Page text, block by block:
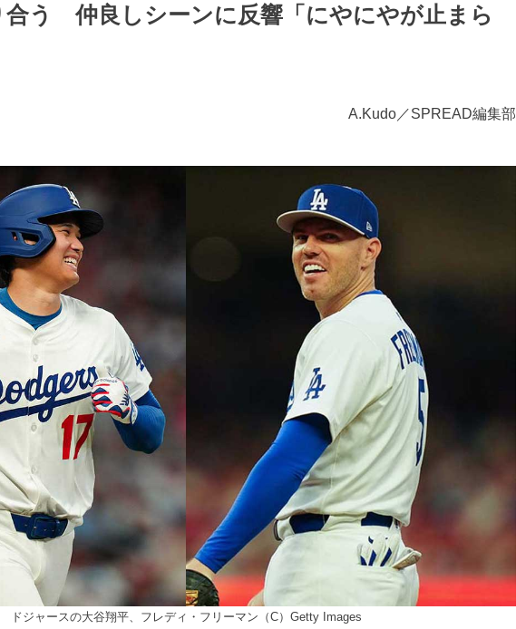
合う 仲良しシーンに反響「にやにやが止まら
A.Kudo／SPREAD編集部
ドジャースの大谷翔平、フレディ・フリーマン（C）Getty Images